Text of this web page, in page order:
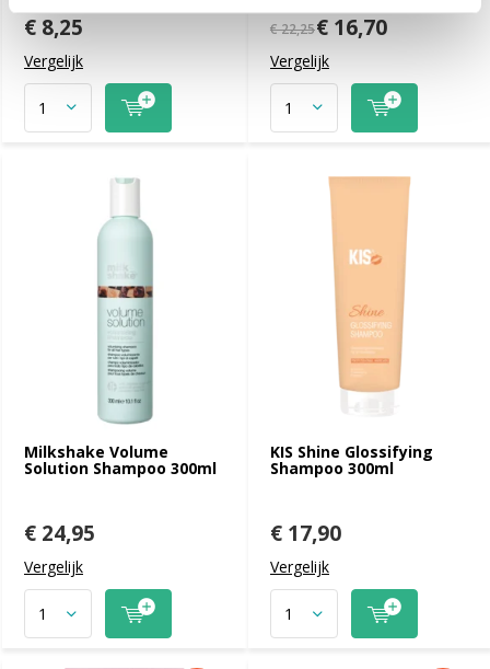
€ 8,25
Vergelijk
€ 22,25€ 16,70
Vergelijk
Milkshake Volume
Solution Shampoo 300ml
€ 24,95
Vergelijk
KIS Shine Glossifying
Shampoo 300ml
€ 17,90
Vergelijk